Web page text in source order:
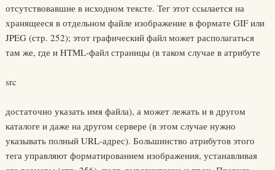
отсутствовавшие в исходном тексте. Тег этот ссылается на
хранящееся в отдельном файле изображение в формате GIF или
JPEG (стр. 252); этот графический файл может располагаться
там же, где и HTML-файл страницы (в таком случае в атрибуте
src
достаточно указать имя файла), а может лежать и в другом
каталоге и даже на другом сервере (в этом случае нужно
указывать полный URL-адрес). Большинство атрибутов этого
тега управляют форматированием изображения, устанавливая